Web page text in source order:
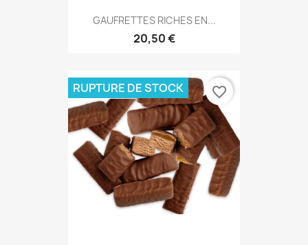
GAUFRETTES RICHES EN...
20,50 €
RUPTURE DE STOCK favorite_border